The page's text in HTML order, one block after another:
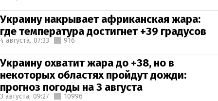
Украину накрывает африканская жара:
где температура достигнет +39 градусов
4 августа, 07:33 916
Украину охватит жара до +38, но в
некоторых областях пройдут дожди:
прогноз погоды на 3 августа
3 августа, 09:27 10996